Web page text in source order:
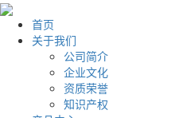
首页
关于我们
公司简介
企业文化
资质荣誉
知识产权